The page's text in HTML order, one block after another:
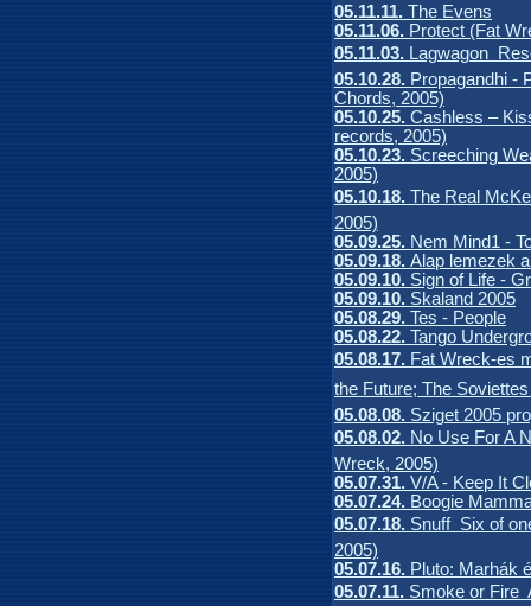
05.11.11. The Evens
05.11.06. Protect (Fat
05.11.03. Lagwagon 
05.10.28. Propagandhi -
Chords, 2005)
05.10.25. Cashless –
records, 2005)
05.10.23. Screeching
2005)
05.10.18. The Real
2005)
05.09.25. Nem Mind1 -
05.09.18. Alap lemezek
05.09.10. Sign of Life -
05.09.10. Skaland 2005
05.08.29. Tes - People
05.08.22. Tango
05.08.17. Fat Wreck-es
the Future; The Soviettes
05.08.08. Sziget 2005
05.08.02. No Use For A
Wreck, 2005)
05.07.31. V/A - Keep It
05.07.24. Boogie
05.07.18. Snuff  Six of
2005)
05.07.16. Pluto: Marhák
05.07.11. Smoke or Fire